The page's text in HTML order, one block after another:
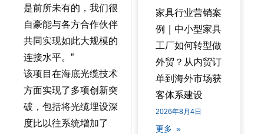
是前所未有的，我们很
自豪能与各方合作伙伴
共同实现如此大规模的
连接水平。”
该项目在海底光缆技术
方面实现了多项创新突
破，包括将光缆埋设深
度比以往系统增加了
家具行业营销案
例｜中小型家具
工厂如何转型做
外贸？从内贸订
单到海外市场获
客体系建设
2026年8月4日
更多 »